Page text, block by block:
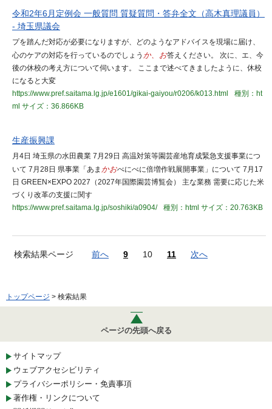
令和2年6月定例会 一般質問 質疑質問・答弁全文（高木真理議員）
- 埼玉県議会
プを踏んだ対応が必要になりますが、どのようなアドバイスを現場に届け、
心のケアの対応を行っているのでしょう か、お答えください。 次に、エ、今
後の休校の考え方について伺います。 ここまで述べてきましたように、休校
になると大変
https://www.pref.saitama.lg.jp/e1601/gikai-gaiyou/r0206/k013.html
種別：ht
ml サイズ：36.866KB
生産振興課
月4日 埼玉県の水田農業 7月29日 高温対策等園芸産地育成緊急支援事業につ
いて 7月28日 県事業「あま かおべにべに倍増作戦展開事業」について 7月17
日 GREEN×EXPO 2027（2027年国際園芸博覧会） 主な業務 需要に応じた米
づくり改革の支援に関す
https://www.pref.saitama.lg.jp/soshiki/a0904/
種別：html サイズ：20.763KB
検索結果ページ 前へ 9 10 11 次へ
トップページ > 検索結果
ページの先頭へ戻る
サイトマップ
ウェブアクセシビリティ
プライバシーポリシー・免責事項
著作権・リンクについて